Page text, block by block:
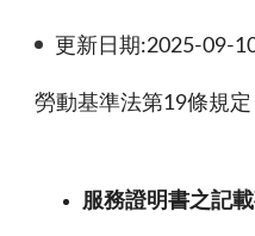
更新日期:2025-09-
勞動基準法第19條規
服務證明書之記